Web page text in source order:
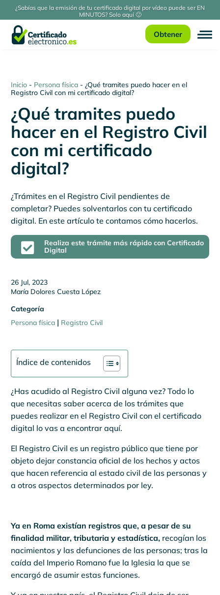
¿Sabías que la emisión de tu certificado digital por vídeo puede ser EN
MINUTOS? Solo aquí 🙂
Obtener
Inicio - Persona física -¿Qué tramites puedo hacer en el
Registro Civil con mi certificado digital?
¿Qué tramites puedo
hacer en el Registro Civil
con mi certificado
digital?
¿Trámites en el Registro Civil pendientes de
completar? Puedes solventarlos con tu certificado
digital. En este artículo te contamos cómo hacerlos.

Realiza este trámite más rápido con Certificado
Digital
26 Jul, 2023
María Dolores Cuesta López
Categoría
Persona física | Registro Civil
Índice de contenidos
¿Has acudido al Registro Civil alguna vez? Todo lo
que necesitas saber acerca de los trámites que
puedes realizar en el Registro Civil con el certificado
digital lo vas a encontrar aquí.
El Registro Civil es un registro público que tiene por
objeto dejar constancia oficial de los hechos y actos
que hacen referencia al estado civil de las personas y
a otros aspectos determinados por ley.
Ya en Roma existían registros que, a pesar de su
finalidad militar, tributaria yestadística, recogían los
nacimientos y las defunciones de las personas; tras la
caída del Imperio Romano fue la Iglesia la que se
encargó de asumir estas funciones.